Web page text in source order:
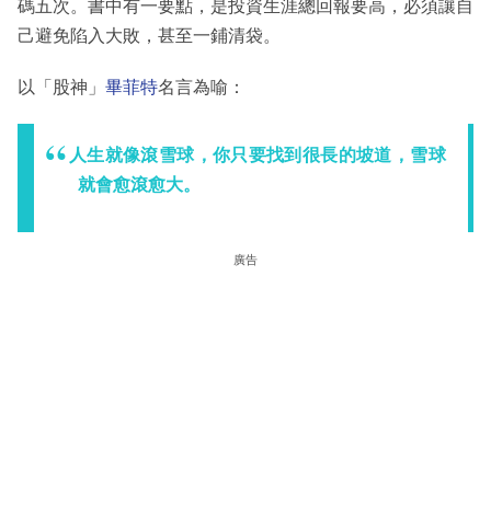
碼五次。書中有一要點，是投資生涯總回報要高，必須讓自
己避免陷入大敗，甚至一鋪清袋。
以「股神」 畢菲特名言為喻：
人生就像滾雪球，你只要找到很長的坡道，雪球
就會愈滾愈大。
廣告